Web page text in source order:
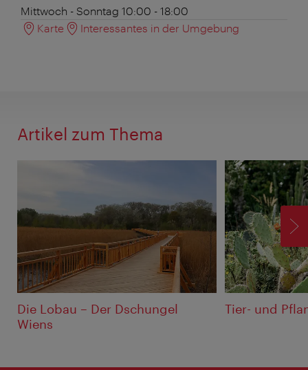
Mittwoch - Sonntag 10:00 - 18:00
Karte
Interessantes in der Umgebung
Artikel zum Thema
Die Lobau – Der Dschungel
Wiens
Tier- und